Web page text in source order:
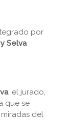
por
Selva
, el jurado,
que se
del